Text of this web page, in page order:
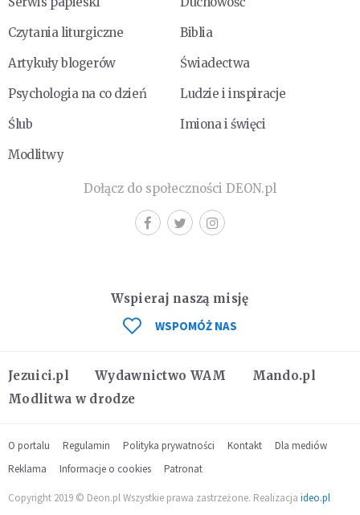
Czytania liturgiczne
Biblia
Artykuły blogerów
Świadectwa
Psychologia na co dzień
Ludzie i inspiracje
Ślub
Imiona i święci
Modlitwy
Dołącz do społeczności DEON.pl
Jezuici.pl Wydawnictwo WAM
Mando.pl
Modlitwa w drodze
Wspieraj naszą misję
WSPOMÓŻ NAS
O portalu Regulamin Polityka prywatności Kontakt
Dla mediów
Reklama
Informacje o cookies Patronat
Copyright 2019 © Deon.pl Wszystkie prawa zastrzeżone. Realizacja ideo.pl